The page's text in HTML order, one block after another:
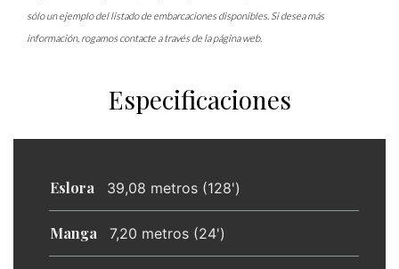
sólo un ejemplo del listado de embarcaciones disponibles. Si desea más
información, rogamos contacte a través de la página web.
Especificaciones
Eslora 39,08 metros (128')
Manga 7,20 metros (24')